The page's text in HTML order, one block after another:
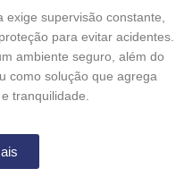
exige supervisão constante,
para evitar acidentes.
ambiente seguro, além do
como solução que agrega
tranquilidade.